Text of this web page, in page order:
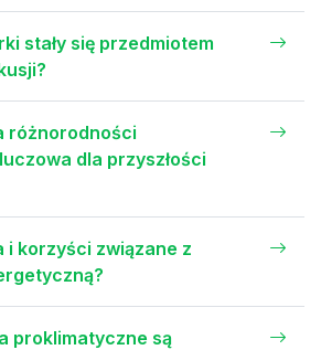
stały się przedmiotem
różnorodności
dla przyszłości
i korzyści związane z
proklimatyczne są